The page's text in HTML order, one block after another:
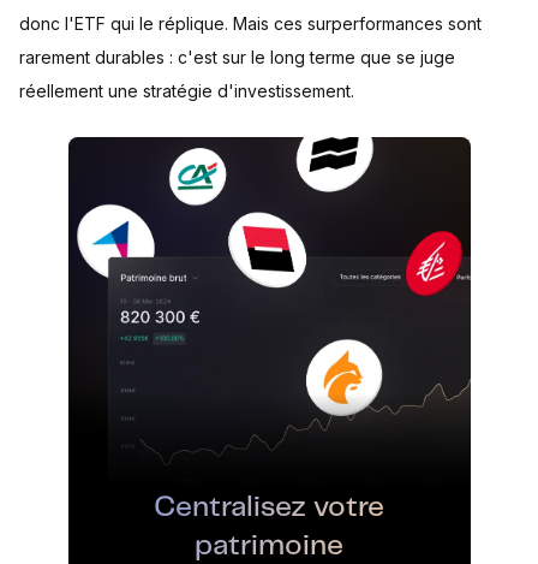
donc l'ETF qui le réplique. Mais ces surperformances sont
rarement durables : c'est sur le long terme que se juge
réellement une stratégie d'investissement.
Centralisez votre
patrimoine